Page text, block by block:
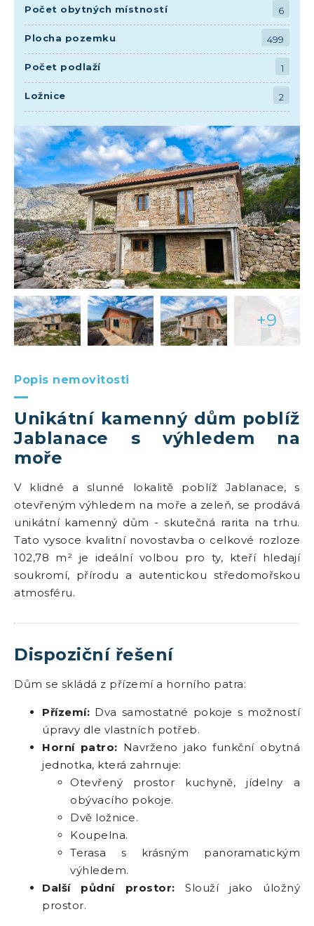
+9
Popis nemovitosti
Unikátní kamenný dům poblíž
Jablanace s výhledem na
moře
V klidné a slunné lokalitě poblíž Jablanace, s
otevřeným výhledem na moře a zeleň, se prodává
unikátní kamenný dům - skutečná rarita na trhu.
Tato vysoce kvalitní novostavba o celkové rozloze
102,78 m² je ideální volbou pro ty, kteří hledají
soukromí, přírodu a autentickou středomořskou
atmosféru.
Dispoziční řešení
Dům se skládá z přízemí a horního patra:
Přízemí: Dva samostatné pokoje s možností
úpravy dle vlastních potřeb.
Horní patro: Navrženo jako funkční obytná
jednotka, která zahrnuje:
Otevřený prostor kuchyně, jídelny a
obývacího pokoje.
Dvě ložnice.
Koupelna.
Terasa s krásným panoramatickým
výhledem.
Další půdní prostor: Slouží jako úložný
prostor.
Počet obytných místností 6
Plocha pozemku 499
Počet podlaží 1
Ložnice 2